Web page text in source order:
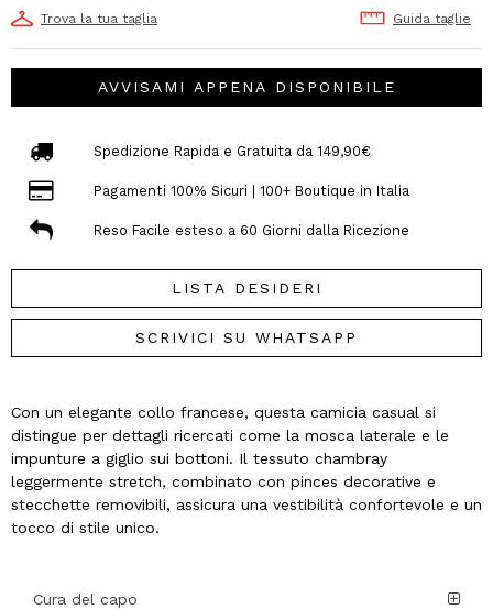
Trova la tua taglia Guida taglie
AVVISAMI APPENA DISPONIBILE
Spedizione Rapida e Gratuita da 149,90€
Pagamenti 100% Sicuri | 100+ Boutique in Italia
Reso Facile esteso a 60 Giorni dalla Ricezione
LISTA DESIDERI
SCRIVICI SU WHATSAPP
Con un elegante collo francese, questa camicia casual si
distingue per dettagli ricercati come la mosca laterale e le
impunture a giglio sui bottoni. Il tessuto chambray
leggermente stretch, combinato con pinces decorative e
stecchette removibili, assicura una vestibilità confortevole e un
tocco di stile unico.
Cura del capo